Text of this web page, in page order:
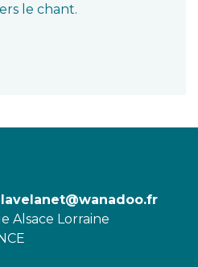
le chant.
Alsace Lorraine